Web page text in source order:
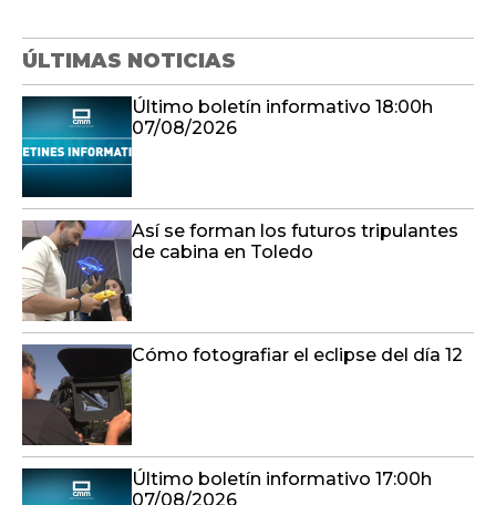
ÚLTIMAS NOTICIAS
Último boletín informativo 18:00h
07/08/2026
Así se forman los futuros tripulantes
de cabina en Toledo
Cómo fotografiar el eclipse del día 12
Último boletín informativo 17:00h
07/08/2026